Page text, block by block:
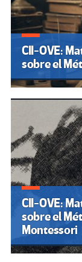
CII-OVE:
sobre el
CII-OVE:
sobre el
Montessori